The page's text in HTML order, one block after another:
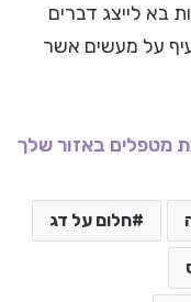
בא לייצג דברים
על מעשים אשר
מטפלים באזור שלך
חלום על דג